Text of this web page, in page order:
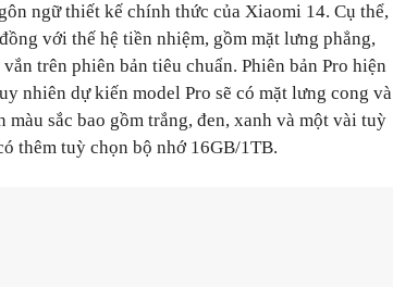
ngữ thiết kế chính thức của Xiaomi 14. Cụ thể,
với thế hệ tiền nhiệm, gồm mặt lưng phẳng,
trên phiên bản tiêu chuẩn. Phiên bản Pro hiện
nhiên dự kiến model Pro sẽ có mặt lưng cong và
màu sắc bao gồm trắng, đen, xanh và một vài tuỳ
thêm tuỳ chọn bộ nhớ 16GB/1TB.